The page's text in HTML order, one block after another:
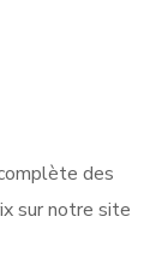
des
sur notre site